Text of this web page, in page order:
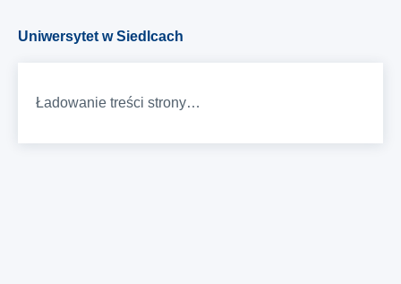
Uniwersytet w Siedlcach
Ładowanie treści strony…